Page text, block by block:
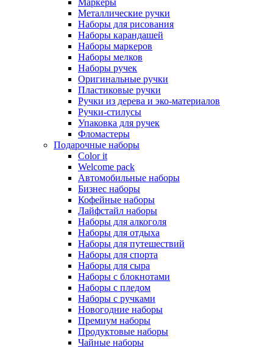
Маркеры
Металлические ручки
Наборы для рисования
Наборы карандашей
Наборы маркеров
Наборы мелков
Наборы ручек
Оригинальные ручки
Пластиковые ручки
Ручки из дерева и эко-материалов
Ручки-стилусы
Упаковка для ручек
Фломастеры
Подарочные наборы
Color it
Welcome pack
Автомобильные наборы
Бизнес наборы
Кофейные наборы
Лайфстайл наборы
Наборы для алкоголя
Наборы для отдыха
Наборы для путешествий
Наборы для спорта
Наборы для сыра
Наборы с блокнотами
Наборы с пледом
Наборы с ручками
Новогодние наборы
Премиум наборы
Продуктовые наборы
Чайные наборы